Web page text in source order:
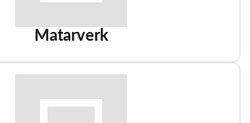
Matarverk